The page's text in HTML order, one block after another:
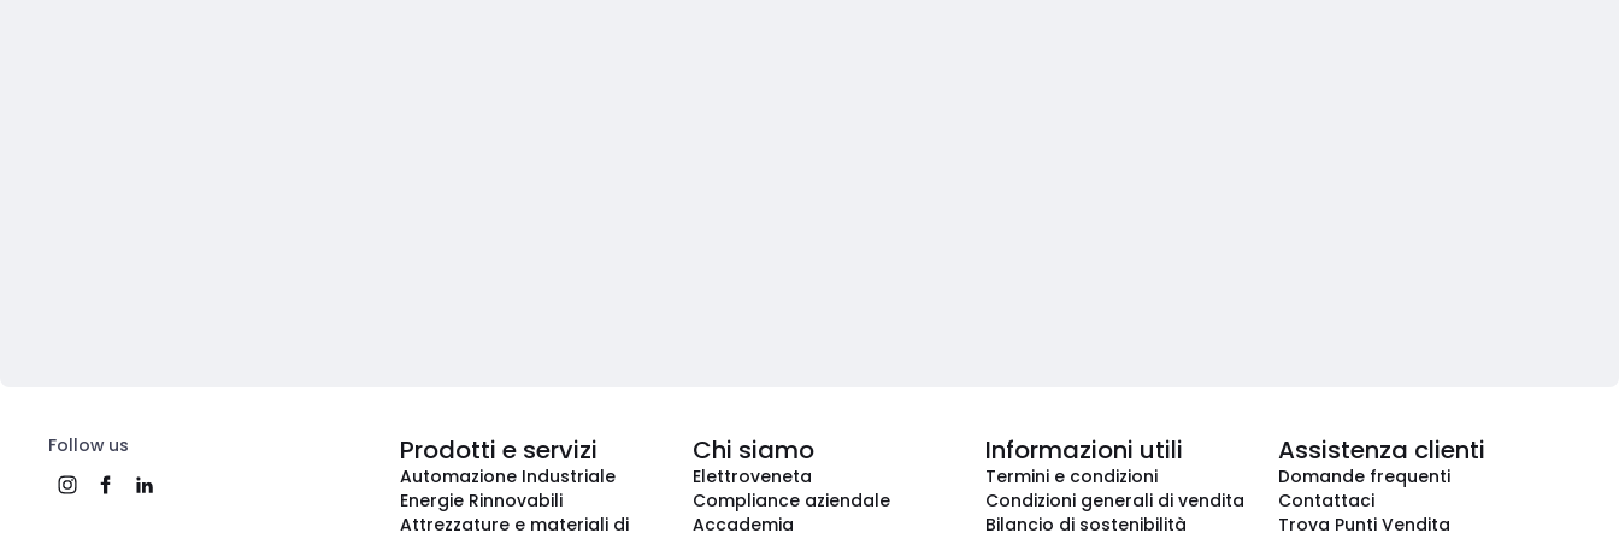
Follow us Prodotti e servizi
Automazione Industriale
Energie Rinnovabili
Attrezzature e materiali di
Chi siamo
Elettroveneta
Compliance aziendale
Accademia
Informazioni utili
Termini e condizioni
Condizioni generali di vendita
Bilancio di sostenibilità
Assistenza clienti
Domande frequenti
Contattaci
Trova Punti Vendita